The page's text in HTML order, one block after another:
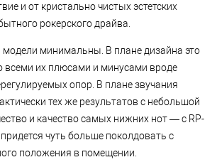
и от кристально чистых эстетских
рокерского драйва.
модели минимальны. В плане дизайна это
всеми их плюсами и минусами вроде
опор. В плане звучания
тех же результатов с небольшой
и качество самых нижних нот — с RP-
чуть больше поколдовать с
положения в помещении.